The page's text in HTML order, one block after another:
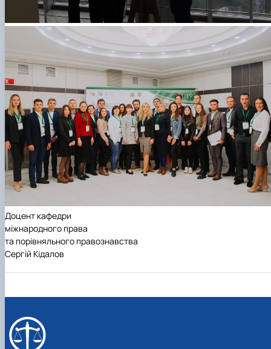
Доцент кафедри
міжнародного права
та порівняльного правознавства
Сергій Кідалов